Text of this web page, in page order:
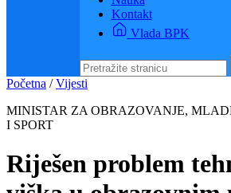
Budžet
Zaštita ličnih
Nauka
Kontakt
Vlada BPK
Početna/
MINISTAR ZA OBRAZOVANJE,
I SPORT